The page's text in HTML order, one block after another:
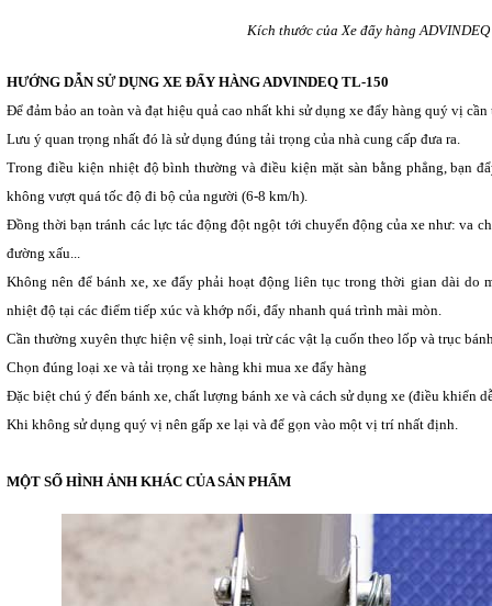
Kích thước của Xe đẩy hàng
HƯỚNG DẪN SỬ DỤNG XE ĐẨY HÀNG ADVINDEQ TL-150
Để đảm bảo an toàn và đạt hiệu quả cao nhất khi sử dụng xe đẩy hàng quý vị
Lưu ý quan trọng nhất đó là sử dụng đúng tải trọng của nhà cung cấp đưa ra.
Trong điều kiện nhiệt độ bình thường và điều kiện mặt sàn bằng phẳng, bạn
không vượt quá tốc độ đi bộ của người (6-8 km/h).
Đồng thời bạn tránh các lực tác động đột ngột tới chuyển động của xe như: va
đường xấu...
Không nên để bánh xe, xe đẩy phải hoạt động liên tục trong thời gian dài do
nhiệt độ tại các điểm tiếp xúc và khớp nối, đẩy nhanh quá trình mài mòn.
Cần thường xuyên thực hiện vệ sinh, loại trừ các vật lạ cuốn theo lốp và trục
Chọn đúng loại xe và tải trọng xe hàng khi mua xe đẩy hàng
Đặc biệt chú ý đến bánh xe, chất lượng bánh xe và cách sử dụng xe (điều khiển
Khi không sử dụng quý vị nên gấp xe lại và để gọn vào một vị trí nhất định.
MỘT SỐ HÌNH ẢNH KHÁC CỦA SẢN PHẨM